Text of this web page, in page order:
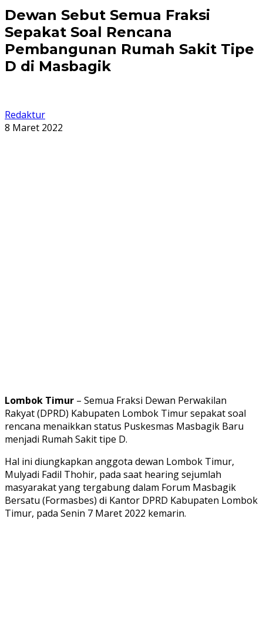
Dewan Sebut Semua Fraksi
Sepakat Soal Rencana
Pembangunan Rumah Sakit Tipe
D di Masbagik
Redaktur
8 Maret 2022
Lombok Timur – Semua Fraksi Dewan Perwakilan
Rakyat (DPRD) Kabupaten Lombok Timur sepakat soal
rencana menaikkan status Puskesmas Masbagik Baru
menjadi Rumah Sakit tipe D.
Hal ini diungkapkan anggota dewan Lombok Timur,
Mulyadi Fadil Thohir, pada saat hearing sejumlah
masyarakat yang tergabung dalam Forum Masbagik
Bersatu (Formasbes) di Kantor DPRD Kabupaten Lombok
Timur, pada Senin 7 Maret 2022 kemarin.